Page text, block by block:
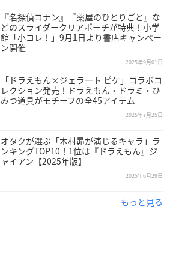
『名探偵コナン』『薬屋のひとりごと』な
どのスライダークリアポーチが特典！小学
館「小コレ！」9月1日より書店キャンペー
ン開催
2025年9月01日
「ドラえもん×ジェラート ピケ」コラボコ
レクション発売！ドラえもん・ドラミ・ひ
みつ道具がモチーフの全45アイテム
2025年7月25日
オタクが選ぶ「木村昴が演じるキャラ」ラ
ンキングTOP10！1位は『ドラえもん』ジ
ャイアン【2025年版】
2025年6月29日
もっと見る